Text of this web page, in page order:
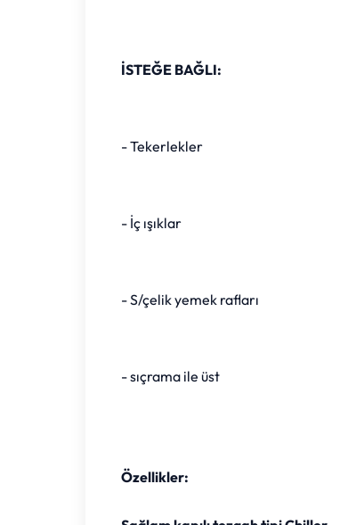
İSTEĞE BAĞLI:
- Tekerlekler
- İç ışıklar
- S/çelik yemek rafları
- sıçrama ile üst
Özellikler: